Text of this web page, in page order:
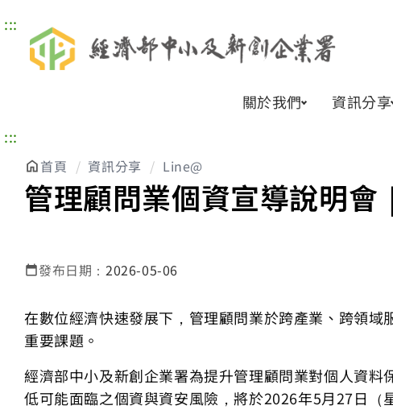
:::
關於我們 資訊分享
:::
首頁 資訊分享 Line@
管理顧問業個資宣導說明
發布日期： 2026-05-06
在數位經濟快速發展下，管理顧問業於跨產業、跨領
重要課題。
經濟部中小及新創企業署為提升管理顧問業對個人資
低可能面臨之個資與資安風險，將於2026年5月27日（